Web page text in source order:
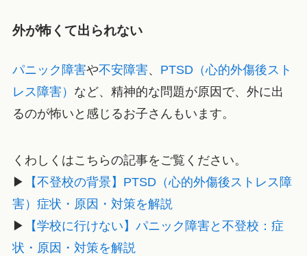
外が怖くて出られない
パニック障害や不安障害、 PTSD（心的外傷後スト
レス障害） など、精神的な問題が原因で、外に出
るのが怖いと感じるお子さんもいます。
くわしくはこちらの記事をご覧ください。
▶
【不登校の背景】PTSD（心的外傷後ストレス障
害）症状・原因・対策を解説
▶
【学校に行けない】パニック障害と不登校：症
状・原因・対策を解説